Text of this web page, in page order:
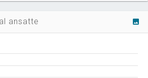
ansatte image